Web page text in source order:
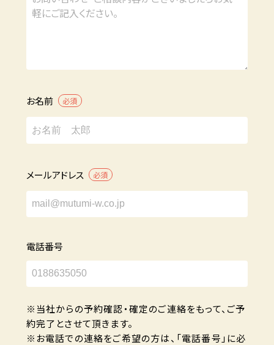
お名前 必須
メールアドレス 必須
電話番号
※当社からの予約確認・確定のご連絡をもって、ご予
約完了とさせて頂きます。
※お電話での連絡をご希望の方は、「電話番号」に必